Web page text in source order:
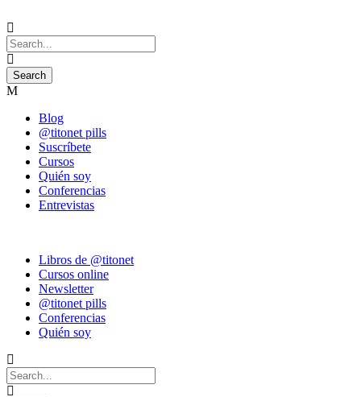
Blog
@titonet pills
Suscríbete
Cursos
Quién soy
Conferencias
Entrevistas
Libros de @titonet
Cursos online
Newsletter
@titonet pills
Conferencias
Quién soy